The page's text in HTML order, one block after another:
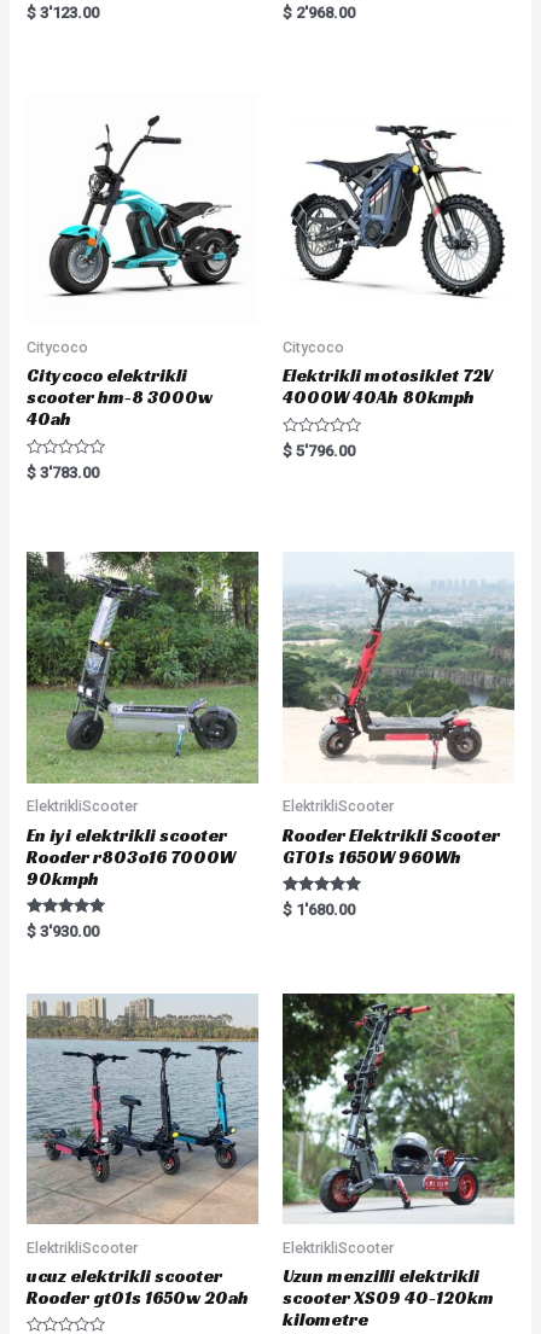
R
a
$ 3'123.00
R
a
$ 2'968.00
Citycoco
Citycoco elektrikli
scooter hm-8 3000w
40ah
R
a
o
u
t
o
f
5
$ 3'783.00
Citycoco
Elektrikli motosiklet 72V
4000W 40Ah 80kmph
R
a
5
$ 5'796.00
ElektrikliScooter
En iyi elektrikli scooter
Rooder r803o16 7000W
90kmph
Rated
5.00
$ 3'930.00
ElektrikliScooter
Rooder Elektrikli Scooter
GT01s 1650W 960Wh
Rated
5.00
$ 1'680.00
ElektrikliScooter
ucuz elektrikli scooter
Rooder gt01s 1650w 20ah
ElektrikliScooter
Uzun menzilli elektrikli
scooter XS09 40-120km
kilometre